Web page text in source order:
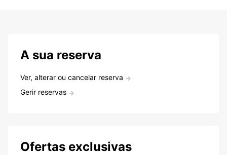
A sua reserva
Ver, alterar ou cancelar reserva
Gerir reservas
Ofertas exclusivas